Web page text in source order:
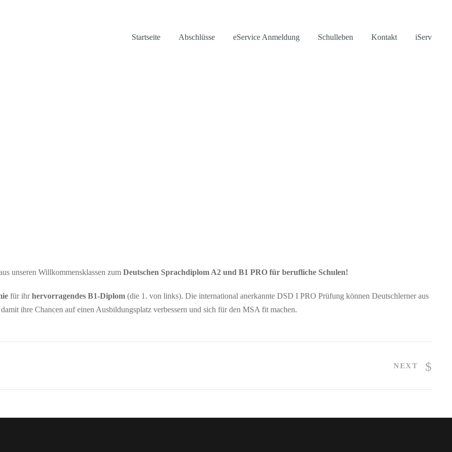
Startseite Abschlüsse eService Anmeldung Schulleben Kontakt iServ
unseren Willkommensklassen zum Deutschen Sprachdiplom A2 und B1 PRO für berufliche Schulen!
für ihrhervorragendes B1-Diplom (die 1. von links). Die international anerkannte DSD I PRO Prüfung können Deutschlerner aus
ihre Chancen auf einen Ausbildungsplatz verbessern und sich für den MSA fit machen.
NEXT